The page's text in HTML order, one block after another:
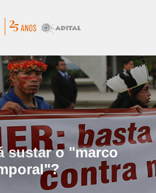
sustar o "marco